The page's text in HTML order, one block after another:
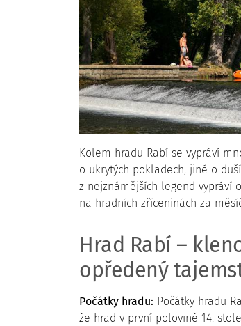
Kolem hradu Rabí se vypráví
o ukrytých pokladech, jiné o
z nejznámějších legend vypráví
na hradních zříceninách za
Hrad Rabí –
opředený
Počátky hradu: Počátky hradu
že hrad v první polovině 14.